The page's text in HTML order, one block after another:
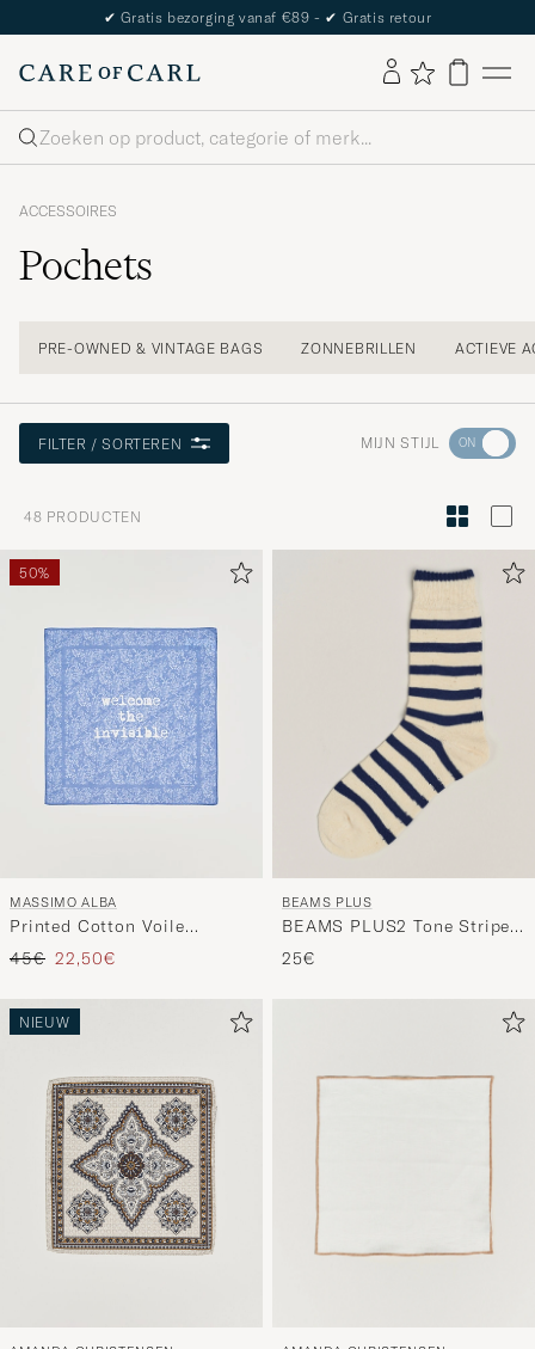
The Care of Carl Passport
Zoeken
ACCESSOIRES
Pochets
PRE-OWNED & VINTAGE BAGS ZONNEBRILLEN ACTIEVE
FILTER / SORTEREN MIJN STIJL Ga
Stijladvies
Mijn
te
activeren
en
ervaar
een
voor
selectie.
48 PRODUCTEN
50%
MASSIMO ALBA
Printed Cotton Voile
Hankerchief Tulip
Reguliere prijs
45€ Verlaagd prijs
22,50€
BEAMS PLUS
BEAMS PLUS2 Tone Stripe
SocksWhite/Navy
25€
NIEUW